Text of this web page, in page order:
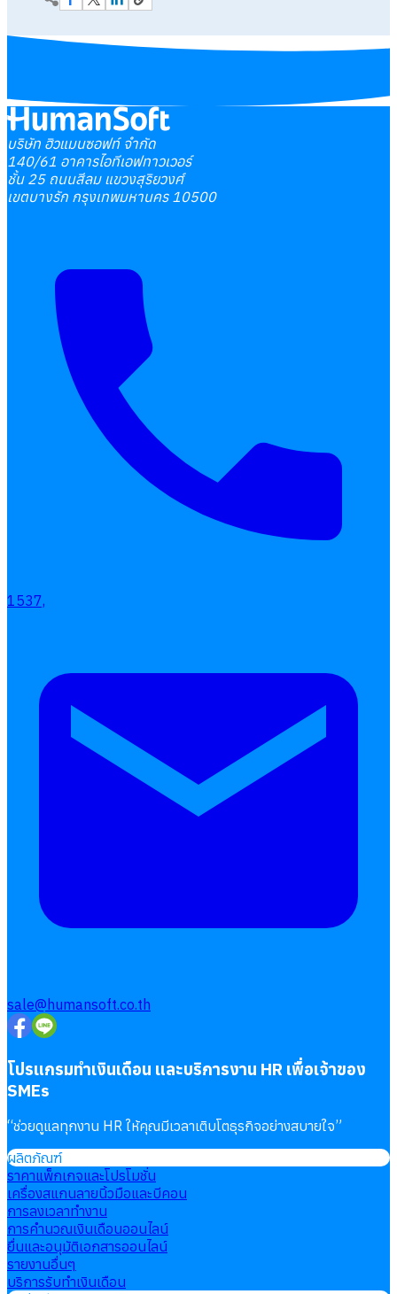
เลือกหัวข้อที่คุณสนใจ
โปรแกรมบริหารงานบุคคล
การคิดเงินเดือน
เอกสารออนไลน์
บริษัท ฮิวแมนซอฟท์ จำกัด
140/61 อาคารไอทีเอฟทาวเวอร์
ชั้น 25 ถนนสีลม แขวงสุริยวงศ์
เขตบางรัก กรุงเทพมหานคร 10500
1537,
sale@humansoft.co.th
โปรแกรมทำเงินเดือน และบริการงาน HR เพื่อเจ้าของ
SMEs
“ช่วยดูแลทุกงาน HR ให้คุณมีเวลาเติบโตธุรกิจอย่างสบายใจ”
ผลิตภัณฑ์
ราคาแพ็กเกจและโปรโมชั่น
เครื่องสแกนลายนิ้วมือและบีคอน
การลงเวลาทำงาน
การคำนวณเงินเดือนออนไลน์
ยื่นและอนุมัติเอกสารออนไลน์
รายงานอื่นๆ
บริการรับทำเงินเดือน